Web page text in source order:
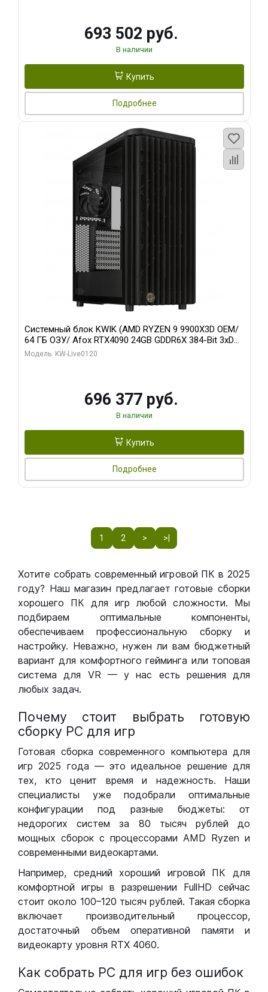
693 502 руб.
В наличии
Купить
Подробнее
Системный блок KWIK (AMD RYZEN 9 9900X3D OEM/
64 ГБ ОЗУ/ Afox RTX4090 24GB GDDR6X 384-Bit 3xDP
HDMI ATX Turbo/ 1 ТБ SSD)
Модель: KW-Live0120
696 377 руб.
В наличии
Купить
Подробнее
1 2 > >|
Хотите собрать современный игровой ПК в 2025
году? Наш магазин предлагает готовые сборки
хорошего ПК для игр любой сложности. Мы
подбираем оптимальные компоненты,
обеспечиваем профессиональную сборку и
настройку. Неважно, нужен ли вам бюджетный
вариант для комфортного гейминга или топовая
система для VR — у нас есть решения для
любых задач.
Почему стоит выбрать готовую
сборку РС для игр
Готовая сборка современного компьютера для
игр 2025 года — это идеальное решение для
тех, кто ценит время и надежность. Наши
специалисты уже подобрали оптимальные
конфигурации под разные бюджеты: от
недорогих систем за 80 тысяч рублей до
мощных сборок с процессорами AMD Ryzen и
современными видеокартами.
Например, средний хороший игровой ПК для
комфортной игры в разрешении FullHD сейчас
стоит около 100–120 тысяч рублей. Такая сборка
включает производительный процессор,
достаточный объем оперативной памяти и
видеокарту уровня RTX 4060.
Как собрать РС для игр без ошибок